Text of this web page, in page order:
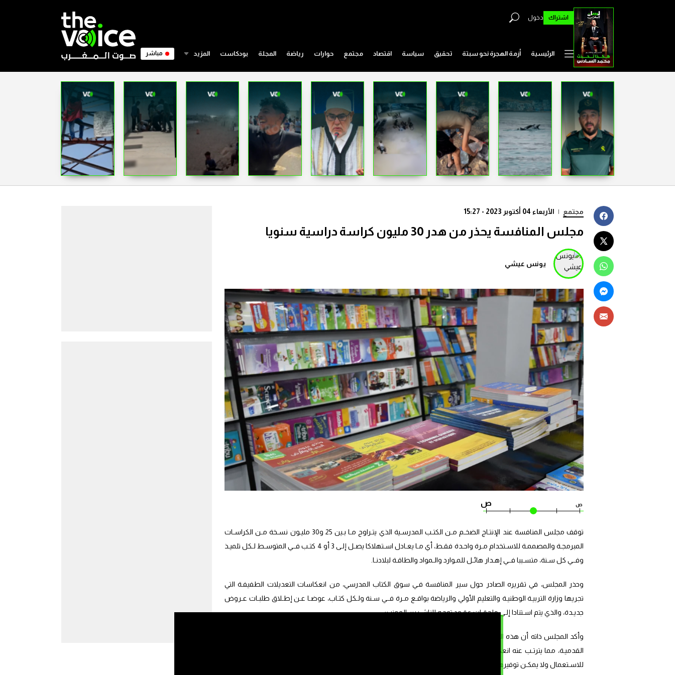
اشتراك دخول
الرئيسية أزمة الهجرة نحو سبتة تحقيق سياسة اقتصاد مجتمع حوارات رياضة المجلة بودكاست المزيد مباشر
مجتمع | الأربعاء 04 أكتوبر 2023 - 15:27
مجلس المنافسة يحذر من هدر 30 مليون كراسة دراسية سنويا
يونس عيشي
ص ص
توقف مجلس المنافسة عند الإنتـاج الضخـم مـن الكتـب المدرسـية الذي يتـراوح مـا بـين 25 و30 مليـون نسـخة مـن الكراسـات
المبرمجـة والمصممـة للاسـتخدام مـرة واحـدة فقـط، أي مـا يعـادل اسـتهلاكا يصـل إلـى 3 أو 4 كتـب فــي المتوسـط لـكل تلميـذ
وفــي كل سـنة، متسـببا فــي إهـدار هائـل للمـوارد والـمواد والطاقـة لبلادنـا.
وحذر المجلس، في تقريره الصادر حول سير المنافسة فـي سوق الكتاب المدرسي، من انعكاسات التعديلات الطفيفـة التي
تجريها وزارة التربيـة الوطنيـة والتعليم الأولي والرياضة بواقـع مـرة فــي سـنة ولـكل كتـاب، عوضـا عـن إطـلاق طلبـات عـروض
جديـدة، والذي يتم اسـتنادا إلـى ملحقـات عقـود توجـه للناشـرين المعنيـن.
وأكد المجلس ذاته أن هذه المراجعات، التــي تتفــاوت أهميتهــا، تفضي بالضــرورة إلــى تقــادم الكتـب المدرسـية ذات الطبعـة
القدميـة، مما يترتـب عنه انعكاسـات مباشـرة تتمثـل فــي إلغـاء المخـزون القائـم للطبعـة القدميـة، التـي أضحـت غيـر صالحـة
للاسـتعمال ولا يمكـن توفيرهـا فــي الفصـول الدراسية.